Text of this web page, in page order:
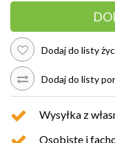
Dodaj do listy
Dodaj do listy
Wysyłka z
Osobiste i